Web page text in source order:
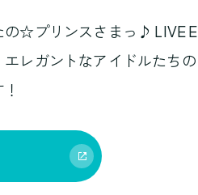
の☆プリンスさまっ♪ LIVE
レガントなアイドルたち